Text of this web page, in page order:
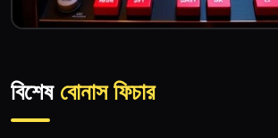
বিশেষ বোনাস ফিচার